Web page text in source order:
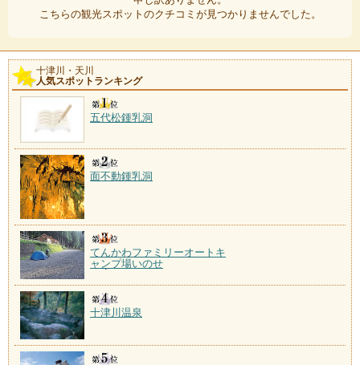
こちらの観光スポットのクチコミが見つかりませんでした。
十津川・天川
人気スポットランキング
五代松鍾乳洞
面不動鍾乳洞
てんかわファミリーオートキ
ャンプ場いのせ
十津川温泉